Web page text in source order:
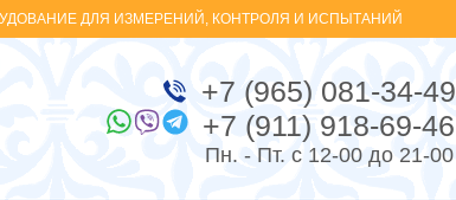
ДЛЯ ИЗМЕРЕНИЙ, КОНТРОЛЯ И ИСПЫТАНИЙ
+7 (965) 081-34-49
+7 (911) 918-69-46
Пн. - Пт. с 12-00 до 21-00